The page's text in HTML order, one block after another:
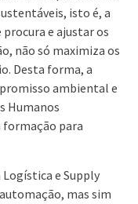
isto é, a
e ajustar os
não só maximiza os
Desta forma, a
ambiental e
Humanos
formação para
e Supply
mas sim